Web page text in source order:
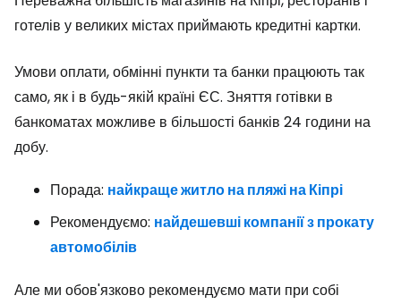
готелів у великих містах приймають кредитні картки.
Умови оплати, обмінні пункти та банки працюють так
само, як і в будь-якій країні ЄС. Зняття готівки в
банкоматах можливе в більшості банків 24 години на
добу.
Порада: найкраще житло на пляжі на Кіпрі
Рекомендуємо: найдешевші компанії з прокату
автомобілів
Але ми обов'язково рекомендуємо мати при собі